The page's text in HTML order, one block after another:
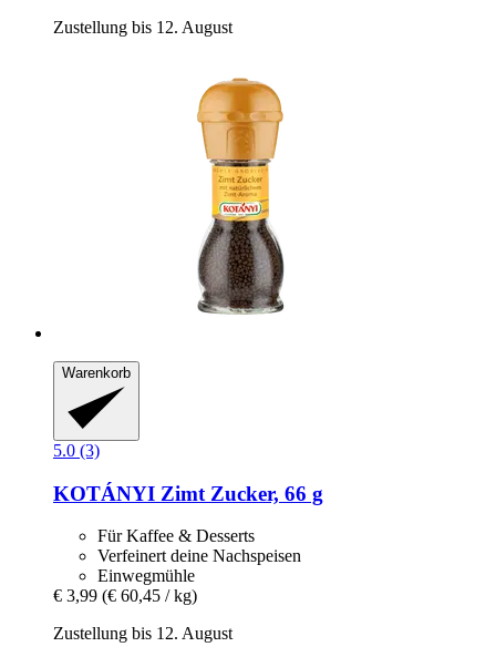
Zustellung bis 12. August
Warenkorb
5.0 (3)
KOTÁNYI Zimt Zucker, 66 g
Für Kaffee & Desserts
Verfeinert deine Nachspeisen
Einwegmühle
€ 3,99 (€ 60,45 / kg)
Zustellung bis 12. August